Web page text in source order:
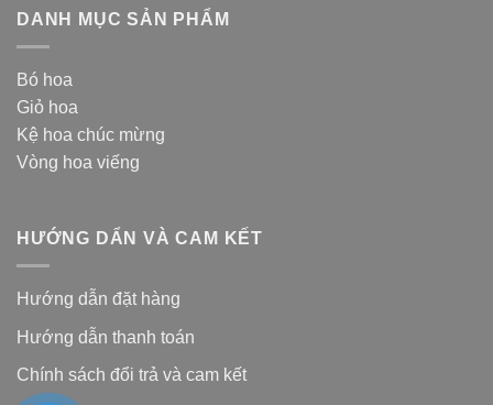
DANH MỤC SẢN PHẨM
Bó hoa
Giỏ hoa
Kệ hoa chúc mừng
Vòng hoa viếng
HƯỚNG DẨN VÀ CAM KẾT
Hướng dẫn đặt hàng
Hướng dẫn thanh toán
Chính sách đổi trả và cam kết